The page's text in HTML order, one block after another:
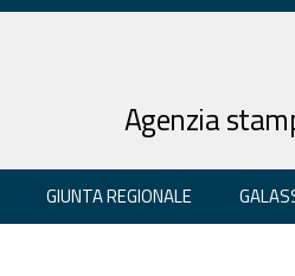
Agenzia
GIUNTA REGIONALE